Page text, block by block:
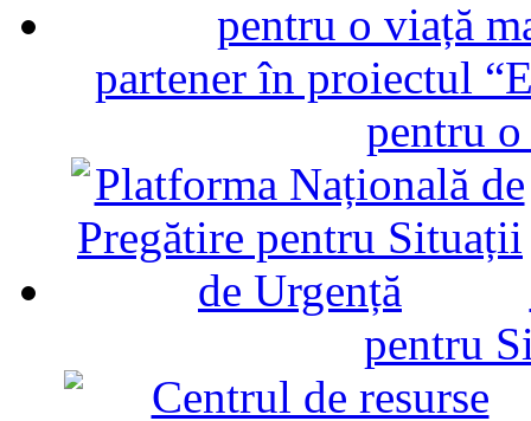
partener în proiectul
pentru
pentru